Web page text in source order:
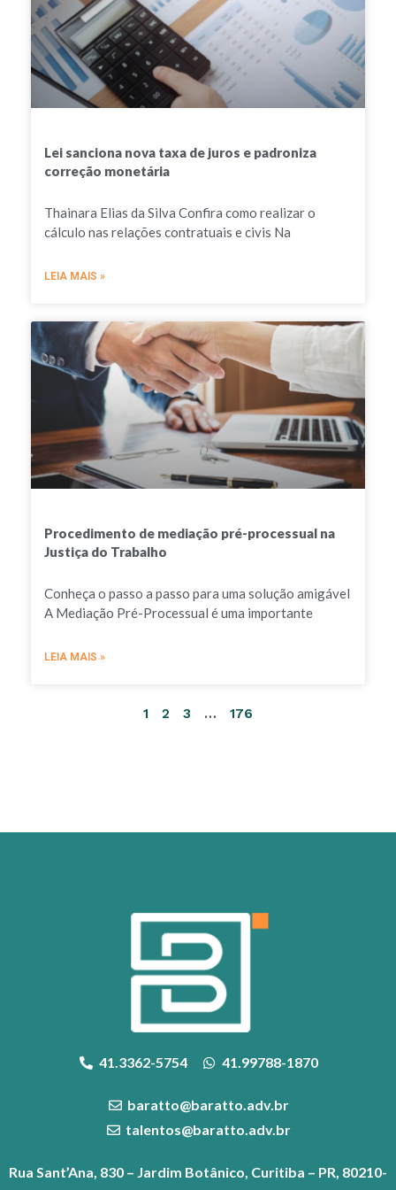
Lei sanciona nova taxa de juros e padroniza
correção monetária
Thainara Elias da Silva Confira como realizar o
cálculo nas relações contratuais e civis Na
LEIA MAIS »
Procedimento de mediação pré-processual na
Justiça do Trabalho
Conheça o passo a passo para uma solução amigável
A Mediação Pré-Processual é uma importante
LEIA MAIS »
1 2 3 … 176
41.3362-5754 41.99788-1870
baratto@baratto.adv.br
talentos@baratto.adv.br
Rua Sant’Ana, 830 – Jardim Botânico, Curitiba – PR, 80210-